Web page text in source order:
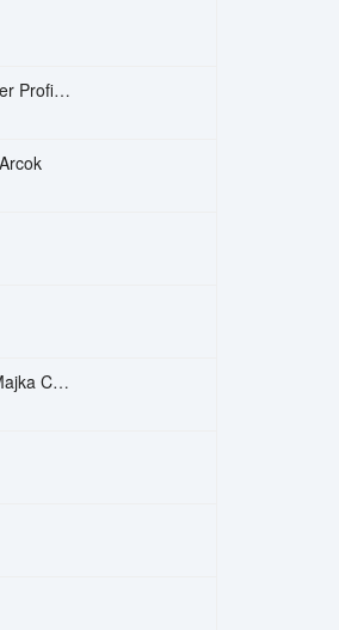
Le-Professionnel (Der Profi) – Chi Mai
Mindenki Táncol – Majka Curtis, Péter Majoros